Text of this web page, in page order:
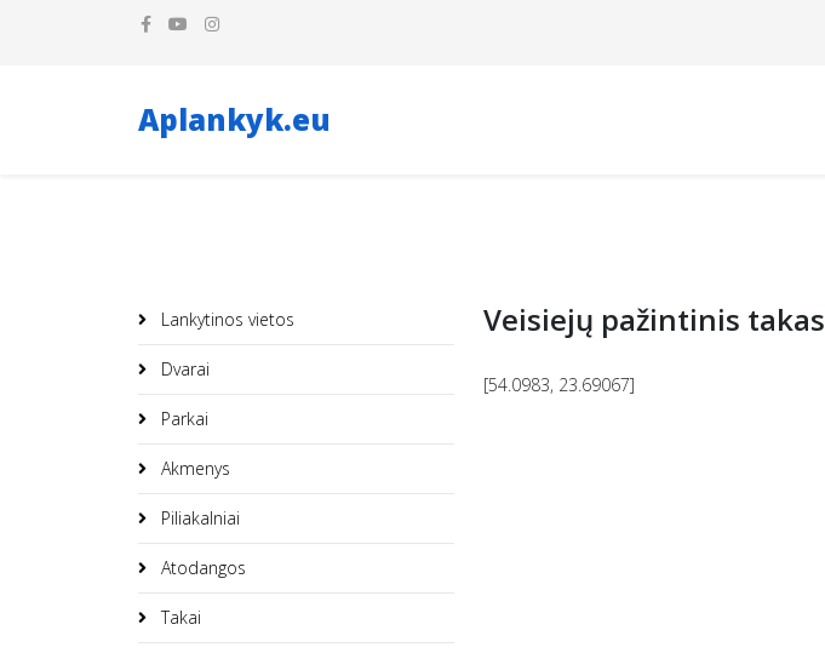
Aplankyk.eu
Lankytinos vietos
Dvarai
Parkai
Akmenys
Piliakalniai
Atodangos
Takai
Veisiejų pažintinis takas
[54.0983, 23.69067]